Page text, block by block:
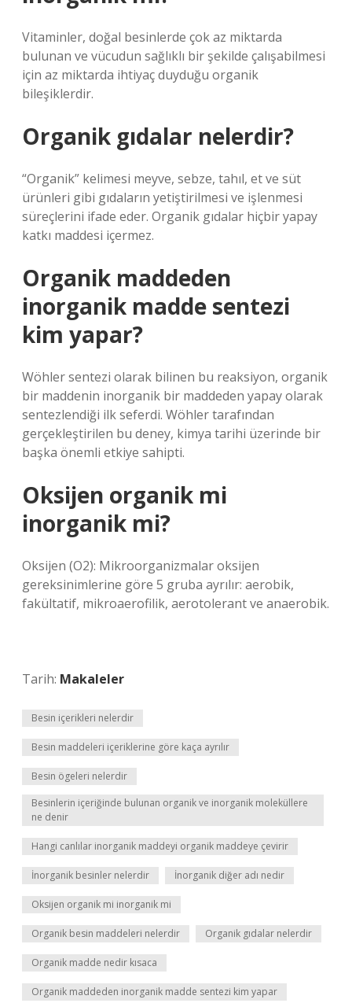
Vitaminler, doğal besinlerde çok az miktarda
bulunan ve vücudun sağlıklı bir şekilde çalışabilmesi
için az miktarda ihtiyaç duyduğu organik
bileşiklerdir.
Organik gıdalar nelerdir?
“Organik” kelimesi meyve, sebze, tahıl, et ve süt
ürünleri gibi gıdaların yetiştirilmesi ve işlenmesi
süreçlerini ifade eder. Organik gıdalar hiçbir yapay
katkı maddesi içermez.
Organik maddeden
inorganik madde sentezi
kim yapar?
Wöhler sentezi olarak bilinen bu reaksiyon, organik
bir maddenin inorganik bir maddeden yapay olarak
sentezlendiği ilk seferdi. Wöhler tarafından
gerçekleştirilen bu deney, kimya tarihi üzerinde bir
başka önemli etkiye sahipti.
Oksijen organik mi
inorganik mi?
Oksijen (O2): Mikroorganizmalar oksijen
gereksinimlerine göre 5 gruba ayrılır: aerobik,
fakültatif, mikroaerofilik, aerotolerant ve anaerobik.
Tarih: Makaleler
Besin içerikleri nelerdir
Besin maddeleri içeriklerine göre kaça ayrılır
Besin ögeleri nelerdir
Besinlerin içeriğinde bulunan organik ve inorganik moleküllere
ne denir
Hangi canlılar inorganik maddeyi organik maddeye çevirir
İnorganik besinler nelerdir İnorganik diğer adı nedir
Oksijen organik mi inorganik mi
Organik besin maddeleri nelerdir Organik gıdalar nelerdir
Organik madde nedir kısaca
Organik maddeden inorganik madde sentezi kim yapar